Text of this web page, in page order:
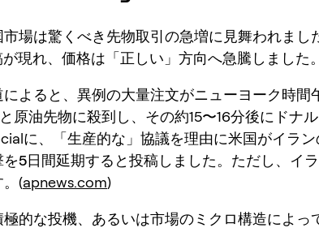
市場は驚くべき先物取引の急増に見舞われまし
現れ、価格は「正しい」方向へ急騰しました。
よると、 異例の大量注文がニューヨーク時間
原油先物に殺到し、その約15〜16分後にドナ
に、「生産的な」協議を理由に米国がイラ
5日間延期する と投稿しました。ただし、 イ
。(apnews.com)
的な投機、あるいは市場のミクロ構造によっ